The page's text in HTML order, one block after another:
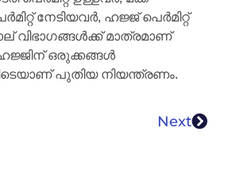
നേടിയവർ, ഹജ്ജ് പെർമിറ്റ്
വിഭാഗങ്ങൾക്ക് മാത്രമാണ്
ഒരുക്കങ്ങൾ
പുതിയ നിയന്ത്രണം.
Next